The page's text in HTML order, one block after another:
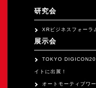
研究会
XRビジネスフォーラ
展示会
TOKYO
イトに出展！
オートモーティブワ